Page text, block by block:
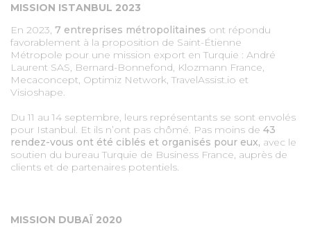
MISSION ISTANBUL 2023
En 2023, 7 entreprises métropolitaines ont répondu
favorablement à la proposition de Saint-Étienne
Métropole pour une mission export en Turquie : André
Laurent SAS, Bernard-Bonnefond, Klozmann France,
Mecaconcept, Optimiz Network, TravelAssist.io et
Visioshape.
Du 11 au 14 septembre, leurs représentants se sont envolés
pour Istanbul. Et ils n’ont pas chômé. Pas moins de 43
rendez-vous ont été ciblés et organisés pour eux, avec le
soutien du bureau Turquie de Business France, auprès de
clients et de partenaires potentiels.
MISSION DUBAÏ 2020